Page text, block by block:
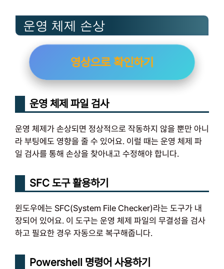
운영 체제 손상
영상으로 확인하기
운영 체제 파일 검사
운영 체제가 손상되면 정상적으로 작동하지 않을 뿐만 아니
라 부팅에도 영향을 줄 수 있어요. 이럴 때는 운영 체제 파
일 검사를 통해 손상을 찾아내고 수정해야 합니다.
SFC 도구 활용하기
윈도우에는 SFC(System File Checker)라는 도구가 내
장되어 있어요. 이 도구는 운영 체제 파일의 무결성을 검사
하고 필요한 경우 자동으로 복구해줍니다.
Powershell 명령어 사용하기